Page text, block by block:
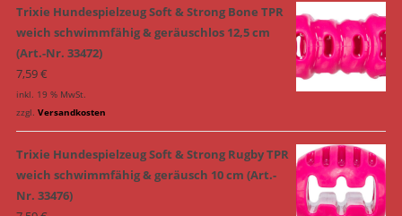
Trixie Hundespielzeug Soft & Strong Bone TPR
weich schwimmfähig & geräuschlos 12,5 cm
(Art.-Nr. 33472)
7,59€
inkl. 19 % MwSt.
zzgl. Versandkosten
Trixie Hundespielzeug Soft & Strong Rugby TPR
weich schwimmfähig & geräusch 10 cm (Art.-
Nr. 33476)